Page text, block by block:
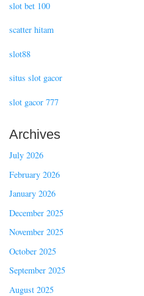
slot bet 100
scatter hitam
slot88
situs slot gacor
slot gacor 777
Archives
July 2026
February 2026
January 2026
December 2025
November 2025
October 2025
September 2025
August 2025